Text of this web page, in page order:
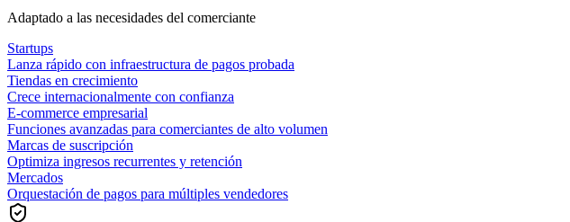
Adaptado a las necesidades del comerciante
Startups
Lanza rápido con infraestructura de pagos probada
Tiendas en crecimiento
Crece internacionalmente con confianza
E-commerce empresarial
Funciones avanzadas para comerciantes de alto volumen
Marcas de suscripción
Optimiza ingresos recurrentes y retención
Mercados
Orquestación de pagos para múltiples vendedores